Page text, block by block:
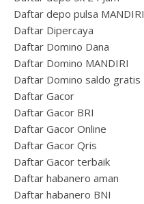
Daftar depo pulsa MANDIRI
Daftar Dipercaya
Daftar Domino Dana
Daftar Domino MANDIRI
Daftar Domino saldo gratis
Daftar Gacor
Daftar Gacor BRI
Daftar Gacor Online
Daftar Gacor Qris
Daftar Gacor terbaik
Daftar habanero aman
Daftar habanero BNI